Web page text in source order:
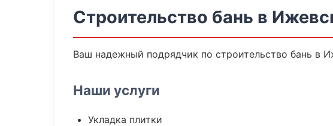
Строительство бань в
Ваш надежный подрядчик по строительство бань в
Наши услуги
Укладка плитки